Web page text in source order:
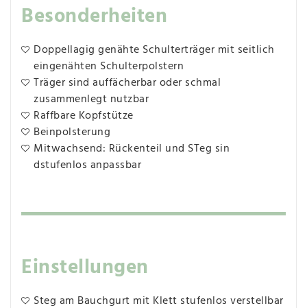
Besonderheiten
Doppellagig genähte Schulterträger mit seitlich
eingenähten Schulterpolstern
Träger sind auffächerbar oder schmal
zusammenlegt nutzbar
Raffbare Kopfstütze
Beinpolsterung
Mitwachsend: Rückenteil und STeg sin
dstufenlos anpassbar
Einstellungen
Steg am Bauchgurt mit Klett stufenlos verstellbar